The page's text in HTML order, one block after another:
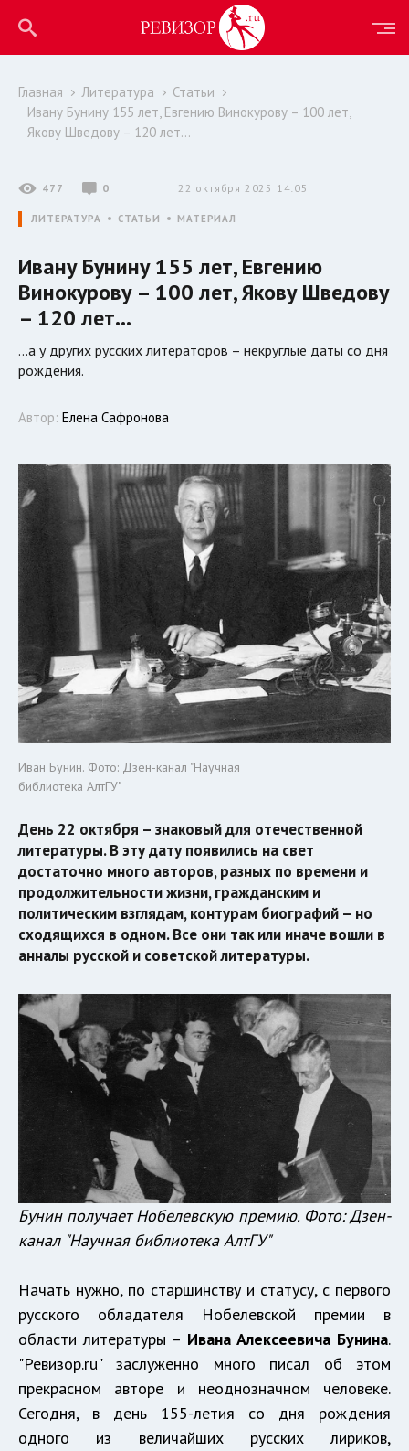
Главная Литература
Статьи
Ивану Бунину 155 лет, Евгению Винокурову – 100 лет,
Якову Шведову – 120 лет…
477 0 22 октября 2025 14:05
ЛИТЕРАТУРА СТАТЬИ МАТЕРИАЛ
Ивану Бунину 155 лет, Евгению
Винокурову – 100 лет, Якову Шведову
– 120 лет…
…а у других русских литераторов – некруглые даты со дня
рождения.
Автор: Елена Сафронова
Иван Бунин. Фото: Дзен-канал "Научная
библиотека АлтГУ"
День 22 октября – знаковый для отечественной
литературы. В эту дату появились на свет
достаточно много авторов, разных по времени и
продолжительности жизни, гражданским и
политическим взглядам, контурам биографий – но
сходящихся в одном. Все они так или иначе вошли в
анналы русской и советской литературы.
Бунин получает Нобелевскую премию. Фото: Дзен-
канал "Научная библиотека АлтГУ"
Начать нужно, по старшинству и статусу, с первого
русского обладателя Нобелевской премии в
области литературы – Ивана Алексеевича Бунина.
"Ревизор.ru" заслуженно много писал об этом
прекрасном авторе и неоднозначном человеке.
Сегодня, в день 155-летия со дня рождения
одного из величайших русских лириков,